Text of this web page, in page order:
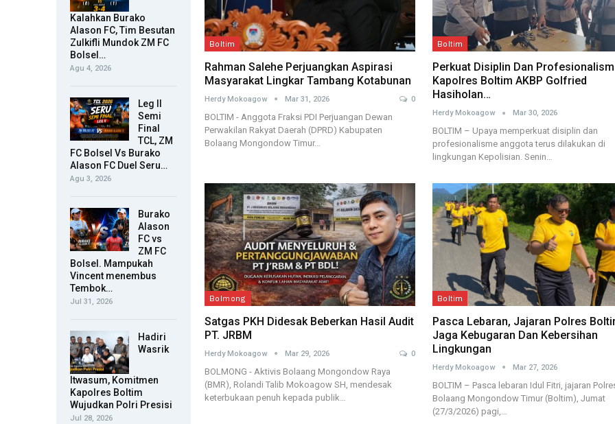
Boltim
Rahman Salehe Perjuangkan Aspirasi
Masyarakat Lingkar Tambang Kotabunan
Herdy Mokoagow Mar 31, 2026 0
BOLTIM - Anggota Fraksi PDI Perjuangan Dewan
Perwakilan Rakyat Daerah (DPRD) Kabupaten
Bolaang Mongondow Timur…
Boltim
Perkuat Disiplin Dan
Kapolres Boltim AKBP Golfried
Hasiholan…
Herdy Mokoagow Mar 30, 2026
BOLTIM – Upaya memperkuat disiplin dan
profesionalisme anggota terus dilakukan di
lingkungan Kepolisian. Senin…
Bolmong
Satgas PKH Didesak Beberkan Hasil Audit
PT. JRBM
Herdy Mokoagow Mar 29, 2026 0
BOLMONG - Aktivis Bolaang Mongondow Raya
(BMR), Rolandi Talib Mokoagow SH, mendesak
keterbukaan penuh kepada publik…
Boltim
Pasca Lebaran, Jajaran Polres
Jaga Kebugaran Dan Kebersihan
Lingkungan
Herdy Mokoagow Mar 27, 2026
BOLTIM – Pasca lebaran Idul Fitri, jajaran
Bolaang Mongondow Timur (Boltim), Jumat
(27/3/2026) pagi,…
Kalahkan Burako
Alason FC, Tim Besutan
Zulkifli Mundok ZM FC
Bolsel…
Agu 4, 2026
Leg II
Semi
Final
TCL, ZM
FC Bolsel Vs Burako
Alason FC Duel Seru…
Agu 3, 2026
Burako
Alason
FC vs
ZM FC
Bolsel. Mampukah
Vincent menembus
Tembok…
Jul 31, 2026
Hadiri
Wasrik
Itwasum, Komitmen
Kapolres Boltim
Wujudkan Polri Presisi
Jul 28, 2026